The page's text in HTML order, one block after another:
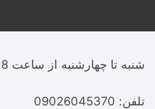
شنبه تا چهارشنبه از ساعت 8 الی 17
تلفن: 09026045370